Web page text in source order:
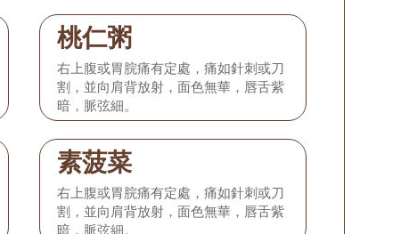
桃仁粥
右上腹或胃脘痛有定處，痛如針刺或刀
割，並向肩背放射，面色無華，唇舌紫
暗，脈弦細。
素菠菜
右上腹或胃脘痛有定處，痛如針刺或刀
割，並向肩背放射，面色無華，唇舌紫
暗，脈弦細。